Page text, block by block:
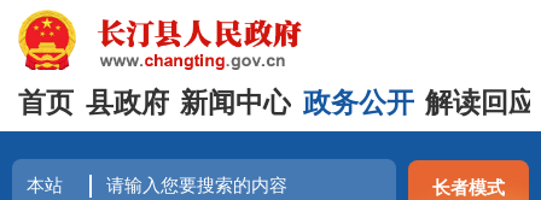
首页 县政府 新闻中心 政务公开 解读回应
长者模式